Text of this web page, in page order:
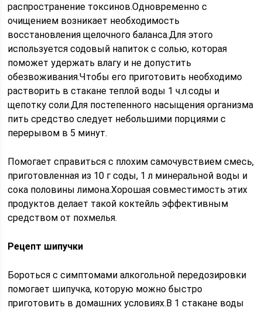
распространение токсинов.Одновременно с
очищением возникает необходимость
восстановления щелочного баланса.Для этого
используется содовый напиток с солью, которая
поможет удержать влагу и не допустить
обезвоживания.Чтобы его приготовить необходимо
растворить в стакане теплой воды 1 ч.л.соды и
щепотку соли.Для постепенного насыщения организма
пить средство следует небольшими порциями с
перерывом в 5 минут.
Помогает справиться с плохим самочувствием смесь,
приготовленная из 10 г соды, 1 л минеральной воды и
сока половины лимона.Хорошая совместимость этих
продуктов делает такой коктейль эффективным
средством от похмелья.
Рецепт шипучки
Бороться с симптомами алкогольной передозировки
помогает шипучка, которую можно быстро
приготовить в домашних условиях.В 1 стакане воды